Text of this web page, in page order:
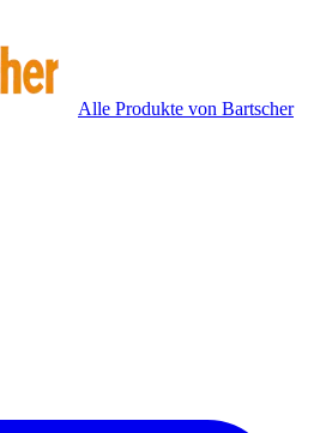
Alle Produkte von Bartscher